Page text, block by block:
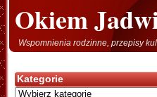
Okiem
Wspomnienia rodzinne, przepisy
Kategorie
Kategorie